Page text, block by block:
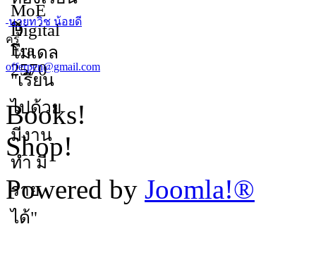
นายทวิช น้อยดี
ครู
offerpen@gmail.com
Books!
Shop!
Powered by Joomla!®